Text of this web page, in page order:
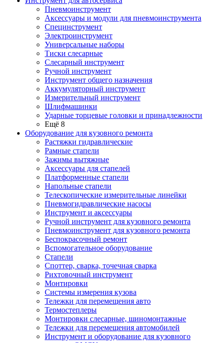
Пневмоинструмент
Аксессуары и модули для пневмоинструмента
Специнструмент
Электроинструмент
Универсальные наборы
Тиски слесарные
Слесарный инструмент
Ручной инструмент
Инструмент общего назначения
Аккумуляторный инструмент
Измерительный инструмент
Шлифмашинки
Ударные торцевые головки и принадлежности
Ещё 8
Оборудование для кузовного ремонта
Растяжки гидравлические
Рамные стапели
Зажимы вытяжные
Аксессуары для стапелей
Платформенные стапели
Напольные стапели
Телескопические измерительные линейки
Пневмогидравлические насосы
Инструмент и аксессуары
Ручной инструмент для кузовного ремонта
Пневмоинструмент для кузовного ремонта
Беспокрасочный ремонт
Вспомогательное оборудование
Стапели
Споттер, сварка, точечная сварка
Рихтовочный инструмент
Монтировки
Системы измерения кузова
Тележки для перемещения авто
Термостеплеры
Монтировки слесарные, шиномонтажные
Тележки для перемещения автомобилей
Инструмент и оборудование для кузовного